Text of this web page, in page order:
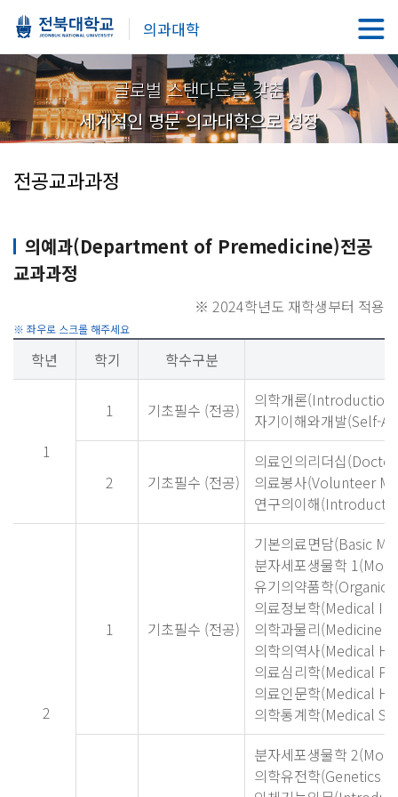
의과대학
글로벌 스탠다드를 갖춘
세계적인 명문 의과대학으로 성장
전공교과과정
의예과(Department of Premedicine)전공
교과과정
※ 2024학년도 재학생부터 적용
학년 학기 학수구분
1
1 기초필수 (전공)
의학개론
자기이해와개발(Self-
2 기초필수 (전공)
의료인의리더십
의료봉사(Volunteer
연구의이해
2
1 기초필수 (전공)
기본의료면담(Basic
분자세포생물학
유기의약품학
의료정보학(Medical
의학과물리(Medicine
의학의역사(Medical
의료심리학(Medical
의료인문학(Medical
의학통계학(Medical
분자세포생물학
의학유전학(Genetics